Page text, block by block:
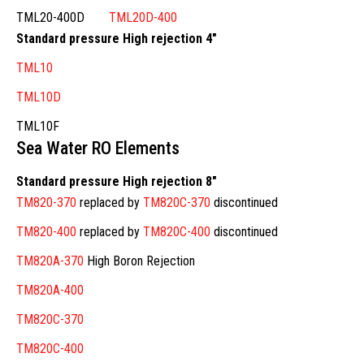
TML20-400D
TML20D-400
Standard pressure High rejection 4″
TML10
TML10D
TML10F
Sea Water RO Elements
Standard pressure High rejection 8″
TM820-370 replaced by TM820C-370 discontinued
TM820-400 replaced by TM820C-400 discontinued
TM820A-370 High Boron Rejection
TM820A-400
TM820C-370
TM820C-400